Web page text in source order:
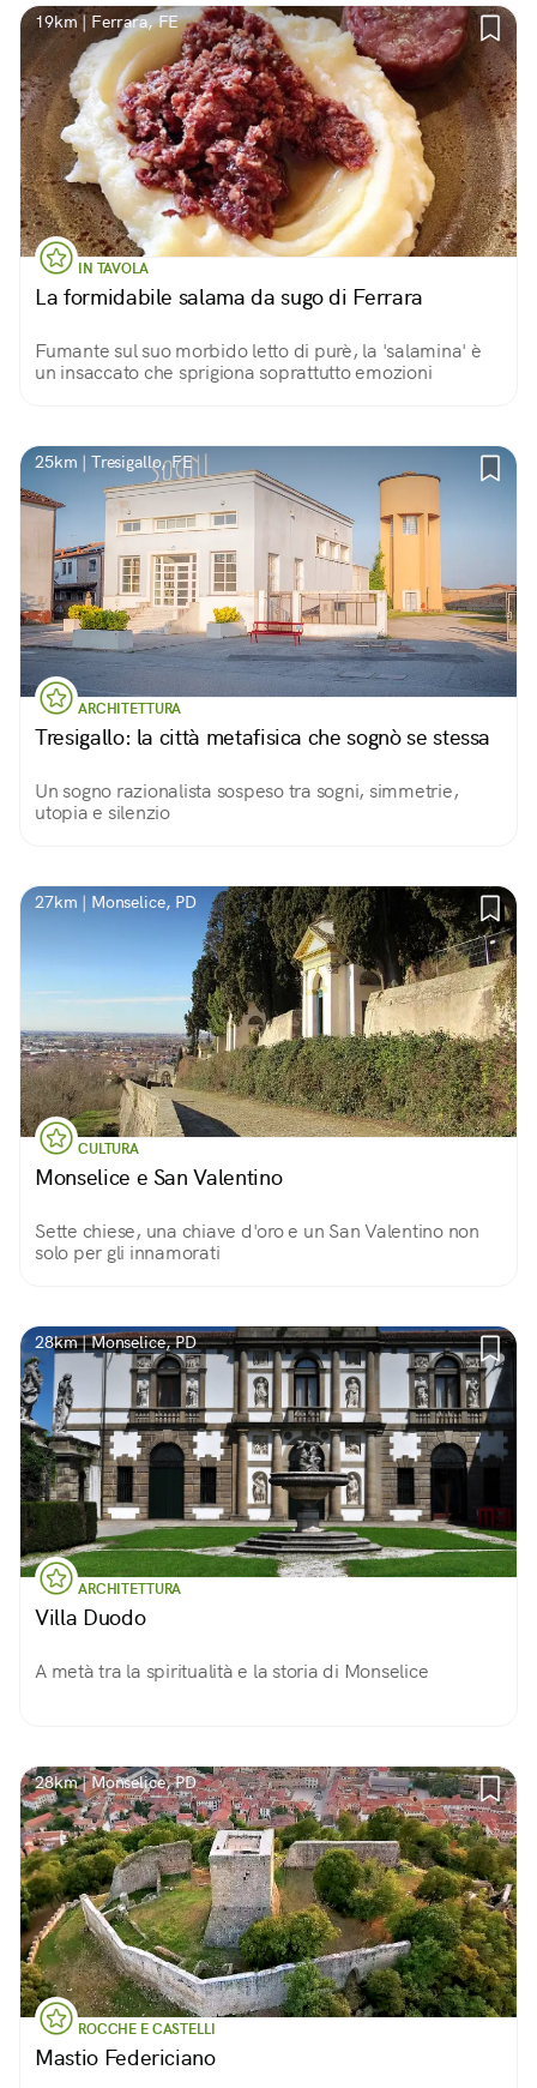
19km | Ferrara, FE
IN TAVOLA
La formidabile salama da sugo di Ferrara
Fumante sul suo morbido letto di purè, la 'salamina' è
un insaccato che sprigiona soprattutto emozioni
25km | Tresigallo, FE
ARCHITETTURA
Tresigallo: la città metafisica che sognò se stessa
Un sogno razionalista sospeso tra sogni, simmetrie,
utopia e silenzio
27km | Monselice, PD
CULTURA
Monselice e San Valentino
Sette chiese, una chiave d'oro e un San Valentino non
solo per gli innamorati
28km | Monselice, PD
ARCHITETTURA
Villa Duodo
A metà tra la spiritualità e la storia di Monselice
28km | Monselice, PD
ROCCHE E CASTELLI
Mastio Federiciano